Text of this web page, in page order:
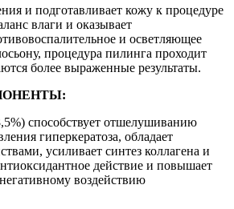
и подготавливает кожу к процедуре
влаги и оказывает
и осветляющее
процедура пилинга проходит
более выраженные результаты.
способствует отшелушиванию
гиперкератоза, обладает
усиливает синтез коллагена и
действие и повышает
воздействию